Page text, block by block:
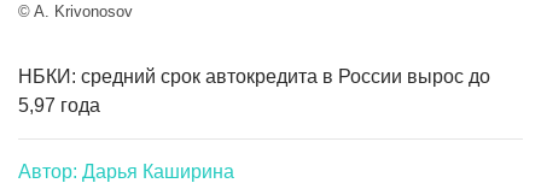
© A. Krivonosov
НБКИ: средний срок автокредита в России вырос до
5,97 года
Автор: Дарья Каширина